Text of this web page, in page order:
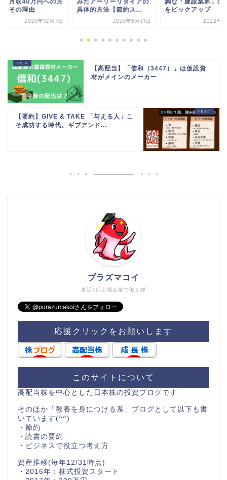
的方法【節約ス...
2020年8月31日
をピックアップ
2022年7月1日
社。株価は？投資...
2022年3
【高配当】「信和（3447）」は仮設資
材がメインのメーカー
【要約】GIVE & TAKE 「与える人」こ
そ成功する時代。ギブアンド...
東証1部上場企業で働く鯉
プラズマコイ
応援クリックをお願いします
このサイトについて
高配当株を中心とした日本株の投資ブログです
そのほか「教養を身につける系」ブログとして以下も書
いています(^^)
・節約
・読書の要約
・ビジネスで役立つ考え方
資産推移(毎年12/31時点)
・2016年：株式投資スタート